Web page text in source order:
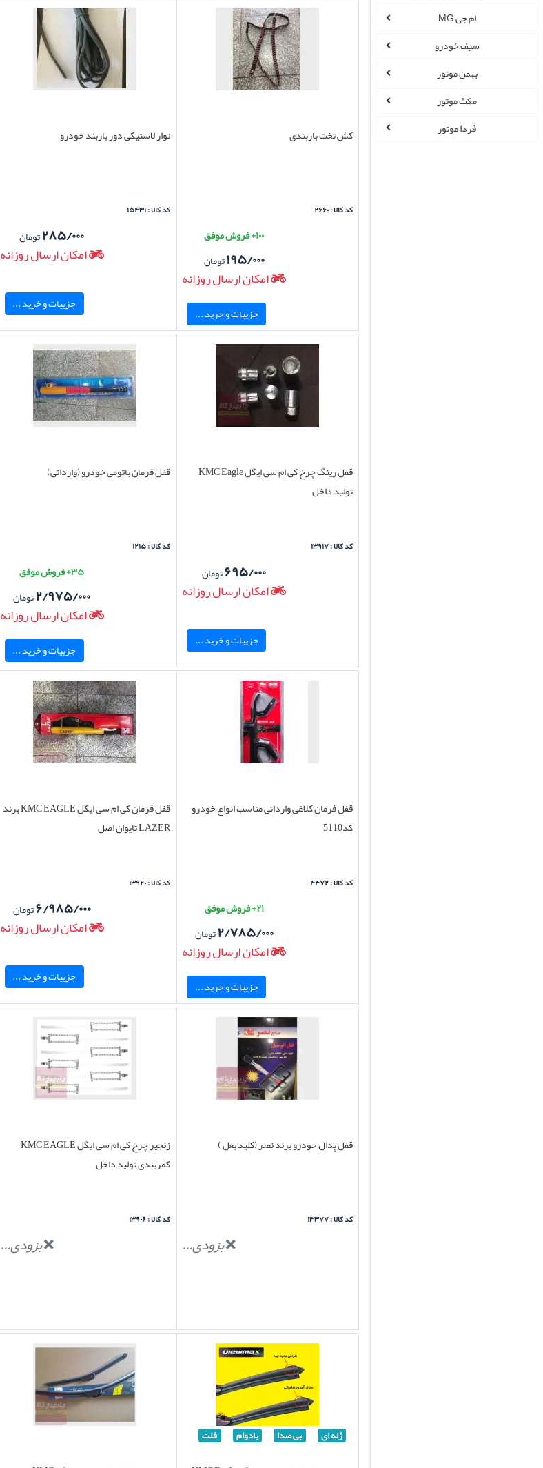
ام جی MG
سیف خودرو
بهمن موتور
مکث موتور
فردا موتور
کش تخت باربندی
کد کالا : ۲۶۶۰
۱۰۰+ فروش موفق
۱۹۵/۰۰۰تومان
امکان ارسال روزانه
جزییات و خرید ...
نوار لاستیکی دور باربند خودرو
کد کالا : ۱۵۴۳۱
۲۸۵/۰۰۰تومان
امکان ارسال روزانه
جزییات و خرید ...
قفل رینگ چرخ کی ام سی ایگل KMC Eagle
تولید داخل
کد کالا : ۱۳۹۱۷
۶۹۵/۰۰۰تومان
امکان ارسال روزانه
جزییات و خرید ...
قفل فرمان باتومی خودرو (وارداتی)
کد کالا : ۱۲۱۵
۳۵+ فروش موفق
۲/۹۷۵/۰۰۰تومان
امکان ارسال روزانه
جزییات و خرید ...
قفل فرمان کلاغی وارداتی مناسب انواع خودرو
کد5110
کد کالا : ۴۴۷۲
۲۱+ فروش موفق
۲/۷۸۵/۰۰۰تومان
امکان ارسال روزانه
جزییات و خرید ...
قفل فرمان کی ام سی ایگل KMC EAGLE برند
LAZER تایوان اصل
کد کالا : ۱۳۹۲۰
۶/۹۸۵/۰۰۰تومان
امکان ارسال روزانه
جزییات و خرید ...
قفل پدال خودرو برند نصر (کلید بغل )
کد کالا : ۱۳۳۷۷
بزودی...
زنجیر چرخ کی ام سی ایگل KMC EAGLE
کمربندی تولید داخل
کد کالا : ۱۳۹۰۶
بزودی...
ژله ای بی صدا بادوام فلت